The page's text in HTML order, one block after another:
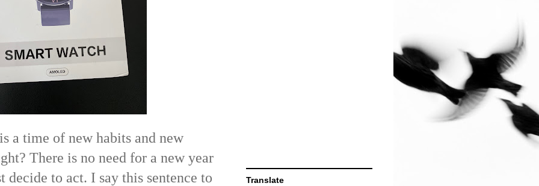
a time of new habits and new
There is no need for a new year
decide to act. I say this sentence to
Translate